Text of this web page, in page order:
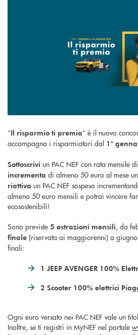
“Il risparmio ti premia” è il nuovo
accompagna i risparmiatori dal 1°
Sottoscrivi un PAC NEF con rata mensile
incrementa di almeno 50 euro al mese
riattiva un PAC NEF sospeso
almeno 50 euro mensili e potrai vincere
ecosostenibili!
Sono previste 5 estrazioni mensili, da
finale (riservata ai maggiorenni) a
finali:
1 JEEP AVENGER 100%
2 Scooter 100% elettrici
Ogni euro versato nei PAC NEF vale un
Inoltre, se ti registri in MyNEF nel portale